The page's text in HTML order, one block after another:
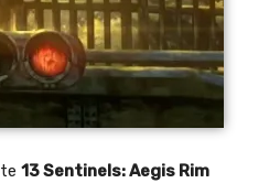
13 Sentinels: Aegis Rim